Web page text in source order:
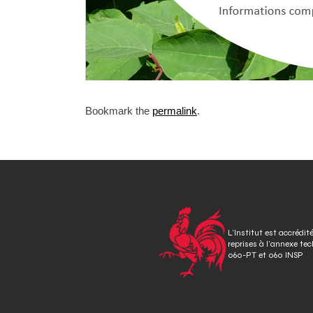
Bookmark the permalink.
L’Institut est
reprises à l’annexe
060-PT et 060 INSP